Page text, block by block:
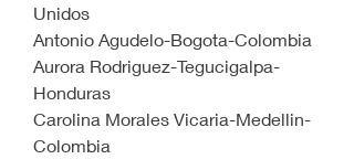
Unidos
Antonio Agudelo-Bogota-Colombia
Aurora Rodriguez-Tegucigalpa-
Honduras
Carolina Morales Vicaria-Medellin-
Colombia